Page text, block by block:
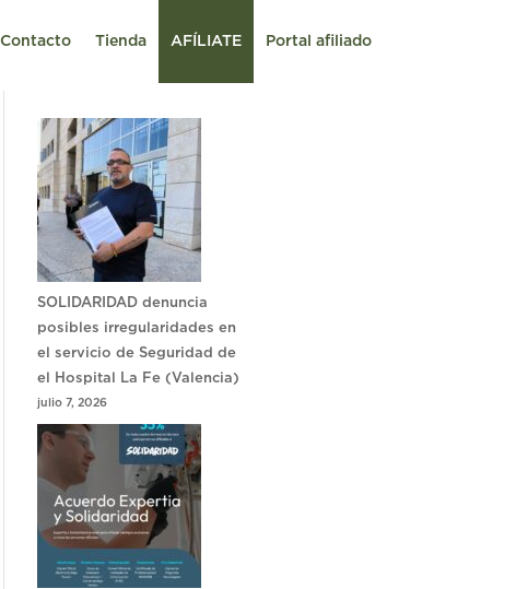
Contacto Tienda AFÍLIATE Portal afiliado
SOLIDARIDAD denuncia
posibles irregularidades en
el servicio de Seguridad de
el Hospital La Fe (Valencia)
julio 7, 2026